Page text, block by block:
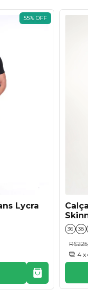
55% OFF
Lycra
36 38
4 x